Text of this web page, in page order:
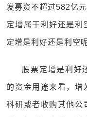
发募资不超过582亿
定增属于利好还是利
定增是利好还是利空
股票定增是利好
的资金用途来看，增
科研或者收购其他公